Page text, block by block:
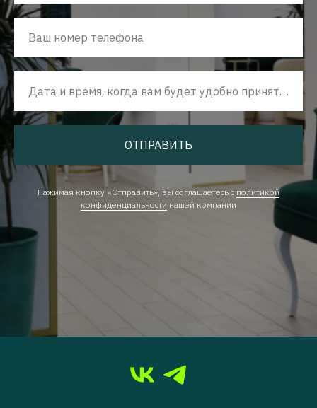
Ваш номер телефона
Дата и время, когда вам будет удобно принять наш звонок
ОТПРАВИТЬ
Нажимая кнопку «Отправить», вы соглашаетесь с политикой
конфиденциальности нашей компании